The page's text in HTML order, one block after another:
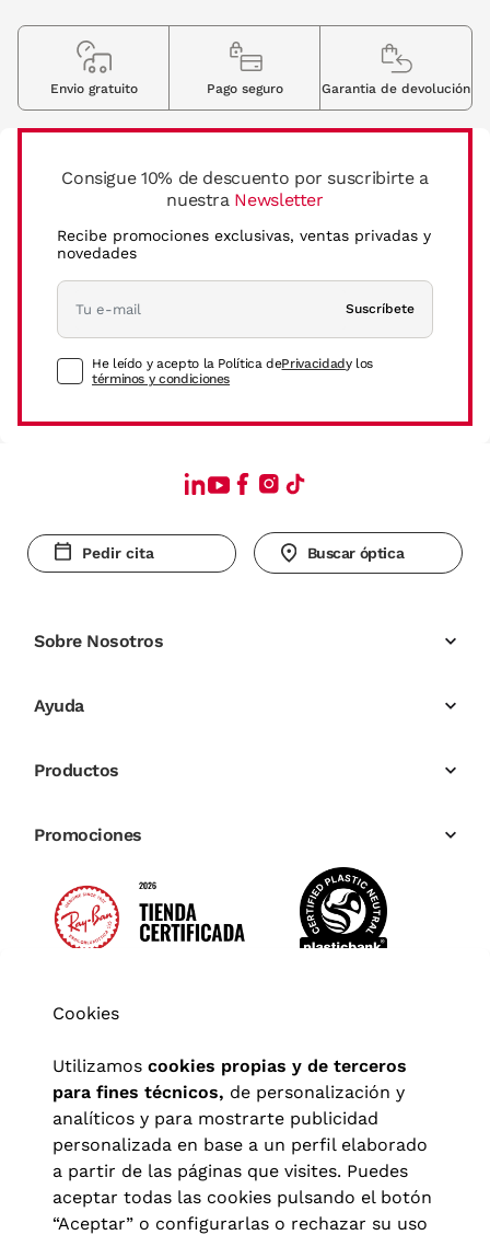
Consigue 10% de descuento por suscribirte a
nuestra Newsletter
Recibe promociones exclusivas, ventas privadas y
novedades
Suscríbete
He leído y acepto la Política dePrivacidady los
términos y condiciones
Envio gratuito Pago seguro Garantia de devolución
Pedir cita Buscar óptica
Sobre Nosotros
Ayuda
Productos
Promociones
Cookies
Utilizamos cookies propias y de terceros
para fines técnicos, de personalización y
analíticos y para mostrarte publicidad
personalizada en base a un perfil elaborado
a partir de las páginas que visites. Puedes
aceptar todas las cookies pulsando el botón
“Aceptar” o configurarlas o rechazar su uso